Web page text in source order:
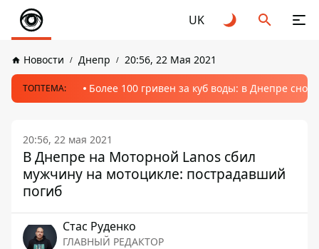
UK
Новости Днепр 20:56, 22 Мая 2021
ТОПТЕМА: Более 100 гривен за куб воды: в Днепре
20:56, 22 мая 2021
В Днепре на Моторной Lanos сбил
мужчину на мотоцикле: пострадавший
погиб
Стаc Руденко
ГЛАВНЫЙ РЕДАКТОР